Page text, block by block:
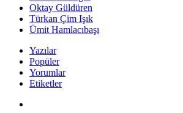
Oktay Güldüren
Türkan Çim Işık
Ümit Hamlacıbaşı
Yazılar
Popüler
Yorumlar
Etiketler